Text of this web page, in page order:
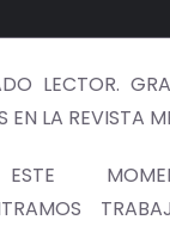
LECTOR.
EN LA REVISTA